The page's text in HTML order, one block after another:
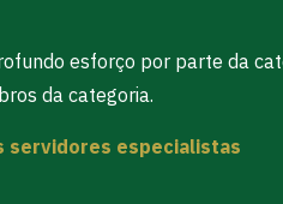
esforço por parte da
da categoria.
servidores especialistas